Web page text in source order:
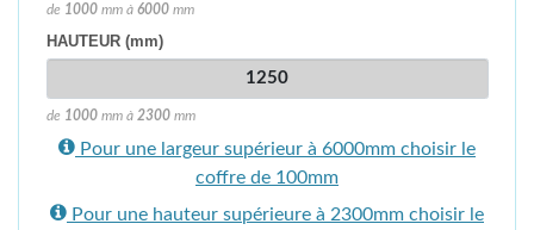
de 1000mm à 6000mm
HAUTEUR (mm)
de 1000mm à 2300mm
Pour une largeur supérieur à 6000mm choisir le
coffre de 100mm
Pour une hauteur supérieure à 2300mm choisir le